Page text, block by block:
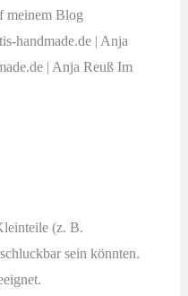
meinem Blog
handmade.de | Anja
| Anja Reuß Im
(z. B.
sein könnten.